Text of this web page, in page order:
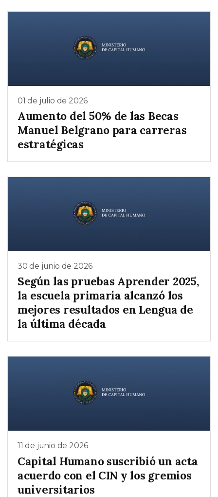
01 de julio de 2026
Aumento del 50% de las Becas
Manuel Belgrano para carreras
estratégicas
30 de junio de 2026
Según las pruebas Aprender 2025,
la escuela primaria alcanzó los
mejores resultados en Lengua de
la última década
11 de junio de 2026
Capital Humano suscribió un acta
acuerdo con el CIN y los gremios
universitarios